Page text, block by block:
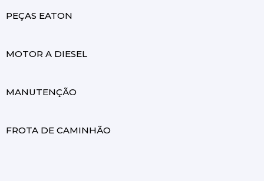
PEÇAS EATON
MOTOR A DIESEL
MANUTENÇÃO
FROTA DE CAMINHÃO